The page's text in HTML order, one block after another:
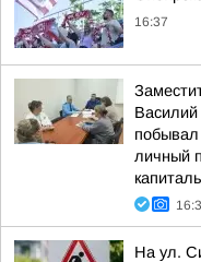
16:37
личный
На ул.